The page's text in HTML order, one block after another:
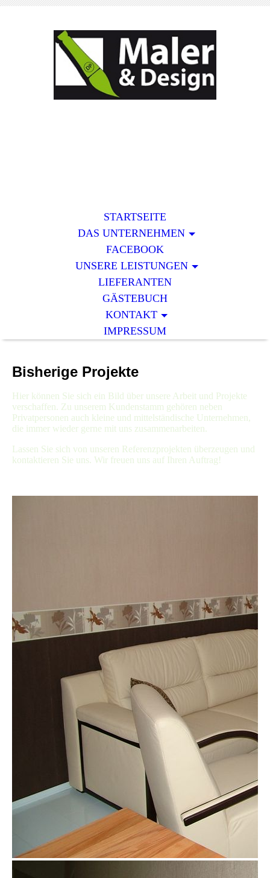
STARTSEITE
DAS UNTERNEHMEN
FACEBOOK
UNSERE LEISTUNGEN
LIEFERANTEN
GÄSTEBUCH
KONTAKT
IMPRESSUM
Bisherige Projekte
Hier können Sie sich ein Bild über unsere Arbeit und Projekte
verschaffen. Zu unserem Kundenstamm gehören neben
Privatpersonen auch kleine und mittelständische Unternehmen,
die immer wieder gerne mit uns zusammenarbeiten.
Lassen Sie sich von unseren Referenzprojekten überzeugen und
kontaktieren Sie uns. Wir freuen uns auf Ihren Auftrag!